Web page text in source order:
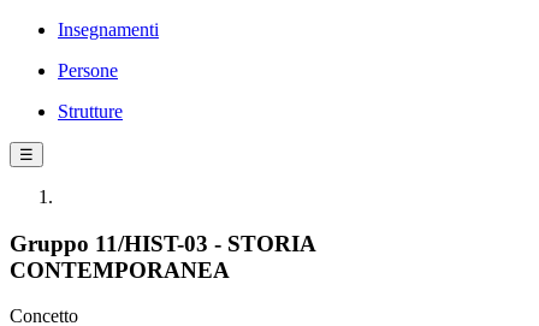
Insegnamenti
Persone
Strutture
☰
Gruppo 11/HIST-03 - STORIA
CONTEMPORANEA
Concetto